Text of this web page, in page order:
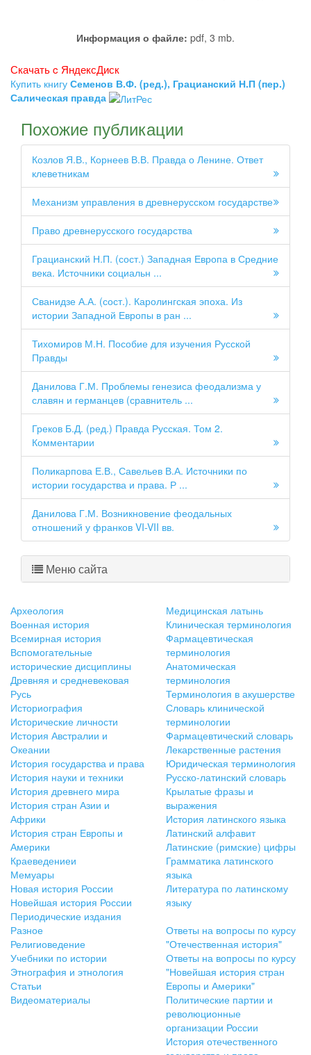
Информация о файле: pdf, 3 mb.
Скачать c ЯндексДиск
Купить книгу Семенов В.Ф. (ред.), Грацианский Н.П (пер.)
Салическая правда
Похожие публикации
Козлов Я.В., Корнеев В.В. Правда о Ленине. Ответ
клеветникам
Механизм управления в древнерусском государстве
Право древнерусского государства
Грацианский Н.П. (сост.) Западная Европа в Средние
века. Источники социальн ...
Сванидзе А.А. (сост.). Каролингская эпоха. Из
истории Западной Европы в ран ...
Тихомиров М.Н. Пособие для изучения Русской
Правды
Данилова Г.М. Проблемы генезиса феодализма у
славян и германцев (сравнитель ...
Греков Б.Д. (ред.) Правда Русская. Том 2.
Комментарии
Поликарпова Е.В., Савельев В.А. Источники по
истории государства и права. Р ...
Данилова Г.М. Возникновение феодальных
отношений у франков VI-VII вв.
Меню сайта
Археология
Военная история
Всемирная история
Вспомогательные
исторические дисциплины
Древняя и средневековая
Русь
Историография
Исторические личности
История Австралии и
Океании
История государства и права
История науки и техники
История древнего мира
История стран Азии и
Африки
История стран Европы и
Америки
Краеведениеи
Мемуары
Новая история России
Новейшая история России
Периодические издания
Разное
Религиоведение
Учебники по истории
Этнография и этнология
Статьи
Видеоматериалы
Медицинская латынь
Клиническая терминология
Фармацевтическая
терминология
Анатомическая
терминология
Терминология в акушерстве
Словарь клинической
терминологии
Фармацевтический словарь
Лекарственные растения
Юридическая терминология
Русско-латинский словарь
Крылатые фразы и
выражения
История латинского языка
Латинский алфавит
Латинские (римские) цифры
Грамматика латинского
языка
Литература по латинскому
языку
Ответы на вопросы по курсу
"Отечественная история"
Ответы на вопросы по курсу
"Новейшая история стран
Европы и Америки"
Политические партии и
революционные
организации России
История отечественного